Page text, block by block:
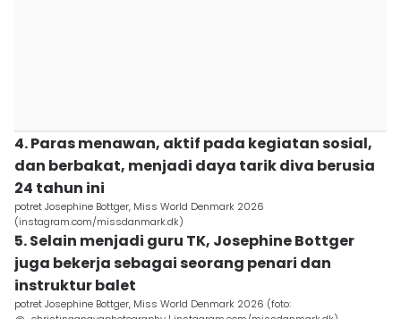
4. Paras menawan, aktif pada kegiatan sosial,
dan berbakat, menjadi daya tarik diva berusia
24 tahun ini
potret Josephine Bottger, Miss World Denmark 2026
(instagram.com/missdanmark.dk)
5. Selain menjadi guru TK, Josephine Bottger
juga bekerja sebagai seorang penari dan
instruktur balet
potret Josephine Bottger, Miss World Denmark 2026 (foto: